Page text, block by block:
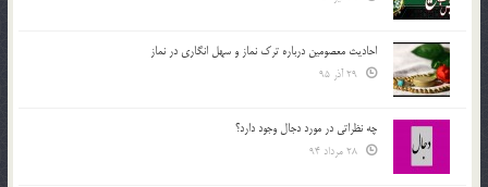
احادیث معصومین درباره ترک نماز و سهل انگاری در نماز
چه نظراتی در مورد دجال وجود دارد؟